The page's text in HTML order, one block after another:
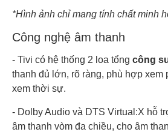
*Hình ảnh chỉ mang tính chất minh
Công nghệ âm thanh
- Tivi có hệ thống 2 loa tổng công
thanh đủ lớn, rõ ràng, phù hợp xem
xem thời sự.
- Dolby Audio và DTS Virtual:X hỗ
âm thanh vòm đa chiều, cho âm